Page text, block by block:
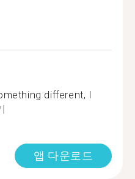
different, I
앱 다운로드